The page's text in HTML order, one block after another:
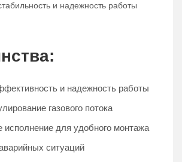
и надежность работы
и надежность работы
газового потока
исполнение для удобного монтажа
ситуаций